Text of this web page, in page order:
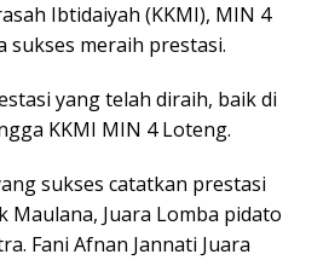
Ibtidaiyah (KKMI), MIN 4
sukses meraih prestasi.
yang telah diraih, baik di
KKMI MIN 4 Loteng.
sukses catatkan prestasi
Maulana, Juara Lomba pidato
Fani Afnan Jannati Juara